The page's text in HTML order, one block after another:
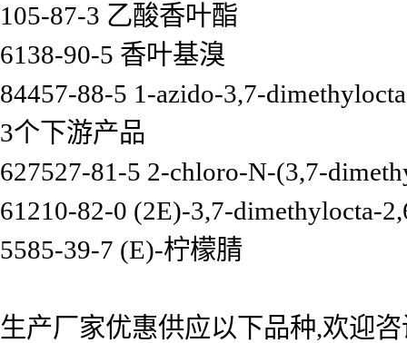
105-87-3 乙酸香叶酯
6138-90-5 香叶基溴
84457-88-5 1-azido-3,7-
3个下游产品
627527-81-5 2-chloro-N-(3,7-
61210-82-0 (2E)-3,7-dimethylocta-
5585-39-7 (E)-柠檬腈
生产厂家优惠供应以下品种,欢迎